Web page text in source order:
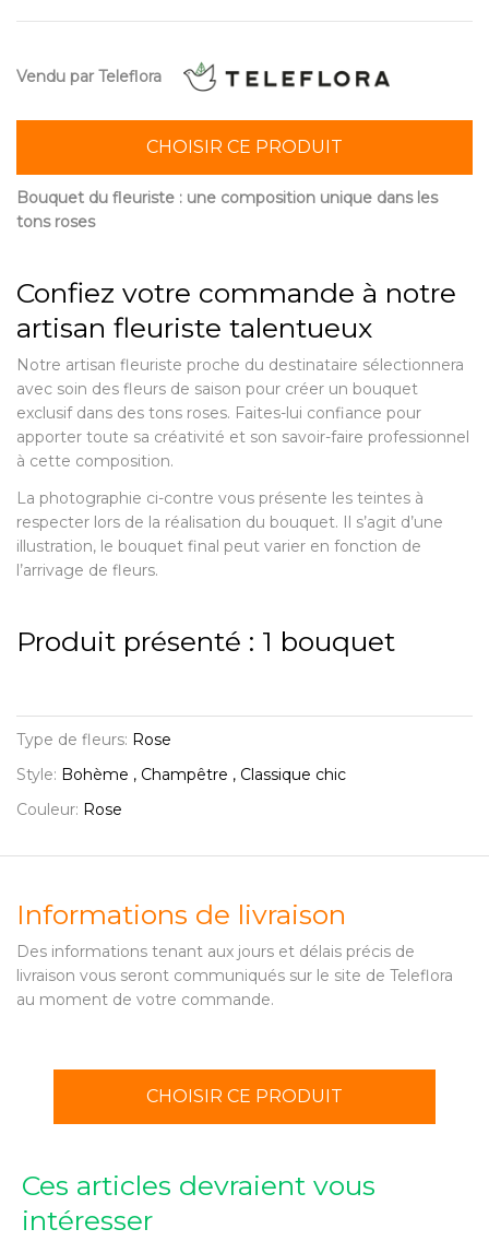
Vendu par Teleflora
CHOISIR CE PRODUIT
Bouquet du fleuriste : une composition unique dans les
tons roses
Confiez votre commande à notre
artisan fleuriste talentueux
Notre artisan fleuriste proche du destinataire sélectionnera
avec soin des fleurs de saison pour créer un bouquet
exclusif dans des tons roses. Faites-lui confiance pour
apporter toute sa créativité et son savoir-faire professionnel
à cette composition.
La photographie ci-contre vous présente les teintes à
respecter lors de la réalisation du bouquet. Il s’agit d’une
illustration, le bouquet final peut varier en fonction de
l’arrivage de fleurs.
Produit présenté : 1 bouquet
Type de fleurs: Rose
Style: Bohème , Champêtre , Classique chic
Couleur: Rose
Informations de livraison
Des informations tenant aux jours et délais précis de
livraison vous seront communiqués sur le site de Teleflora
au moment de votre commande.
CHOISIR CE PRODUIT
Ces articles devraient vous
intéresser